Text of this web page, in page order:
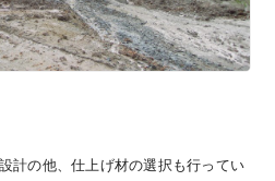
計の他、仕上げ材の選択も行ってい